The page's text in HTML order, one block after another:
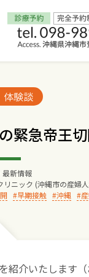
体験談
緊急帝王
最新情報
リニック (沖縄市の産婦
早期接触 沖縄
紹介いたします
あいさつ
の経営理念
金
診